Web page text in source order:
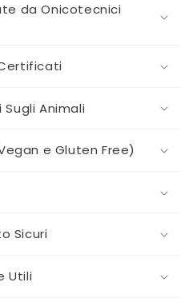
da Onicotecnici
Animali
e Gluten Free)
Sicuri
Utili